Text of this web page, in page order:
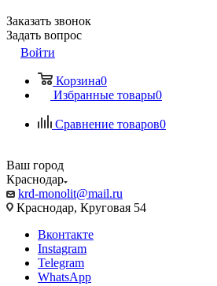
Заказать звонок
Задать вопрос
Войти
Корзина0
Избранные товары0
Сравнение товаров0
Ваш город
Краснодар
krd-monolit@mail.ru
Краснодар, Круговая 54
Вконтакте
Instagram
Telegram
WhatsApp